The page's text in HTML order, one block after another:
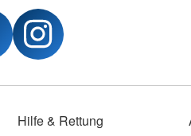
Windeln
Hilfe & Rettung